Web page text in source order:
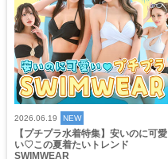
2026.06.19 NEW
【プチプラ水着特集】安いのに可愛
い♡この夏着たいトレンド
SWIMWEAR